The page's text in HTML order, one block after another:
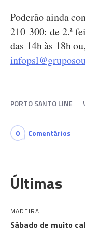
Poderão ainda
210 300: de 2.ª
das 14h às 18h
PORTO SANTO LINE
0 Comentários
Últimas
MADEIRA
Sábado de muito